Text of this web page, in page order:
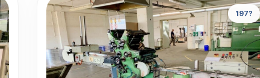
197?